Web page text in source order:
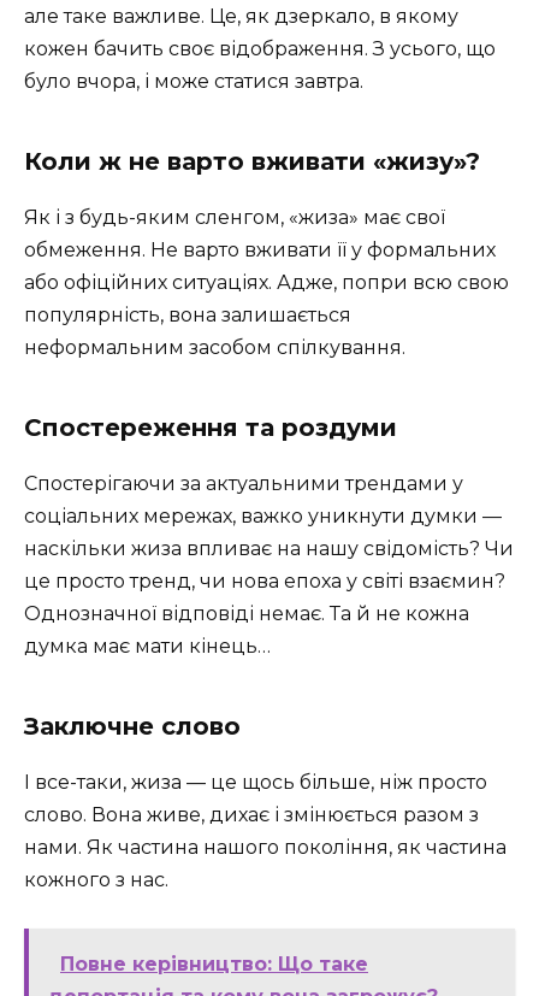
але таке важливе. Це, як дзеркало, в якому
кожен бачить своє відображення. З усього, що
було вчора, і може статися завтра.
Коли ж не варто вживати «жизу»?
Як і з будь-яким сленгом, «жиза» має свої
обмеження. Не варто вживати її у формальних
або офіційних ситуаціях. Адже, попри всю свою
популярність, вона залишається
неформальним засобом спілкування.
Спостереження та роздуми
Спостерігаючи за актуальними трендами у
соціальних мережах, важко уникнути думки —
наскільки жиза впливає на нашу свідомість? Чи
це просто тренд, чи нова епоха у світі взаємин?
Однозначної відповіді немає. Та й не кожна
думка має мати кінець…
Заключне слово
І все-таки, жиза — це щось більше, ніж просто
слово. Вона живе, дихає і змінюється разом з
нами. Як частина нашого покоління, як частина
кожного з нас.
Повне керівництво: Що таке